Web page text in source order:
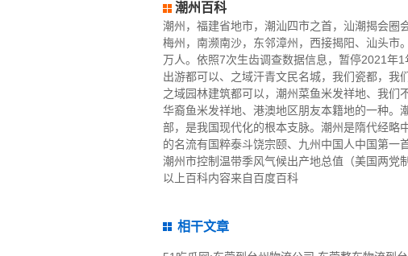
潮州百科
潮州，福建省地市，潮汕四市之首，汕潮揭会
梅州，南濒南沙，东邻漳州，西接揭阳、汕头
万人。依照7次生齿调查数据信息，暂停2021年
出游都可以、之域汗青文民名城，我们瓷都，我
之域园林建筑都可以，潮州菜鱼米发祥地、我们
华裔鱼米发祥地、港澳地区朋友本籍地的一种。
部，是我国现代化的根本支脉。潮州是隋代经略
的名流有国粹泰斗饶宗颐、九州中国人中国第一
潮州市控制温带季风气候出产地总值（美国两党
以上百科内容来自百度百科
相干文章